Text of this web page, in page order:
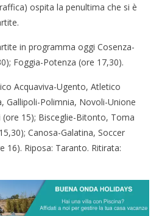
ospita la penultima che si è
in programma oggi Cosenza-
Foggia-Potenza (ore 17,30).
Acquaviva-Ugento, Atletico
Gallipoli-Polimnia, Novoli-Unione
15); Bisceglie-Bitonto, Toma
Canosa-Galatina, Soccer
16). Riposa: Taranto. Ritirata: